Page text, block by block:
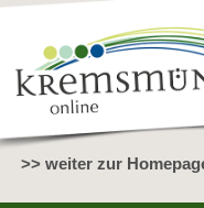
>> weiter zur